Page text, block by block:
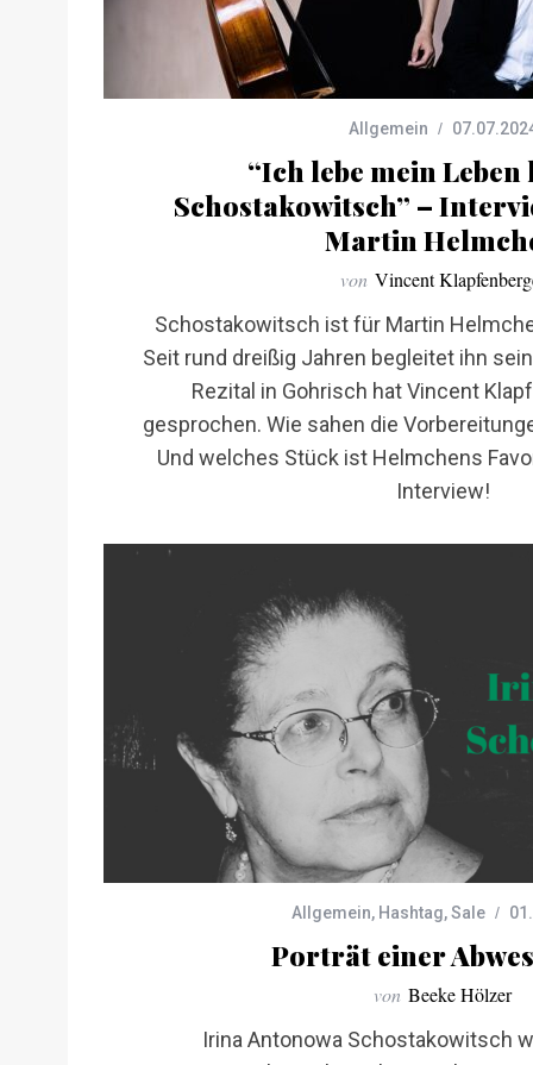
Allgemein
“Ich lebe mein
Schostakowitsch” –
Martin
von Vincent
Schostakowitsch ist für Martin
Seit rund dreißig Jahren begleitet ihn
Rezital in Gohrisch hat Vincent
gesprochen. Wie sahen die
Und welches Stück ist Helmchens
Interview!
Allgemein, Hashtag,Sale
Porträt einer
von Beeke Hölzer
Irina Antonowa Schostakowitsch